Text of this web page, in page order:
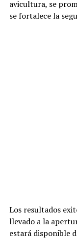
avicultura, se
se fortalece la
Los resultados
llevado a la
estará disponible